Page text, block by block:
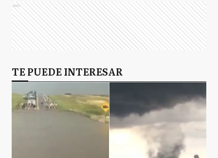
Ads
TE PUEDE INTERESAR